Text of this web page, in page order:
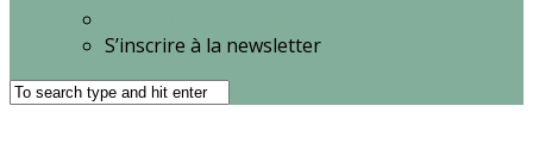
S’inscrire à la newsletter